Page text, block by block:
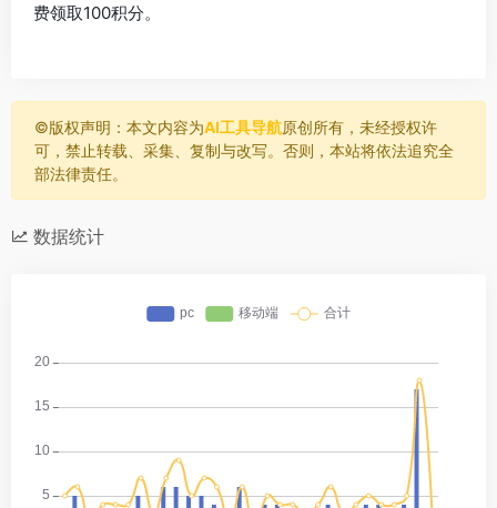
费领取100积分。
©️版权声明：本文内容为AI工具导航原创所有，未经授权许
可，禁止转载、采集、复制与改写。否则，本站将依法追究全
部法律责任。
数据统计